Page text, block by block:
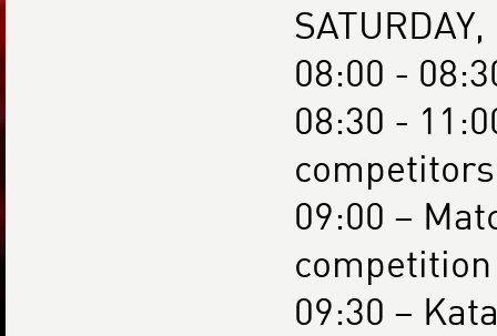
08:00 -
08:30 -
competitors
09:00 –
competition
09:30 –